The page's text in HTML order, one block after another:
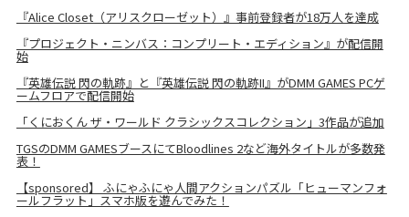
『Alice Closet（アリスクローゼット）』事前登録者が18万人を達成
『プロジェクト・ニンバス：コンプリート・エディション』が配信開
始
『英雄伝説 閃の軌跡』と『英雄伝説 閃の軌跡II』がDMM GAMES PCゲ
ームフロアで配信開始
「くにおくん ザ・ワールド クラシックスコレクション」3作品が追加
TGSのDMM GAMESブースにてBloodlines 2など海外タイトルが多数発
表！
【sponsored】 ふにゃふにゃ人間アクションパズル「ヒューマンフォ
ールフラット」スマホ版を遊んでみた！